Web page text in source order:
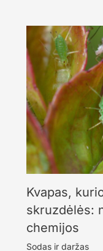
Kvapas,
skruzdėlės:
chemijos
Sodas ir daržas